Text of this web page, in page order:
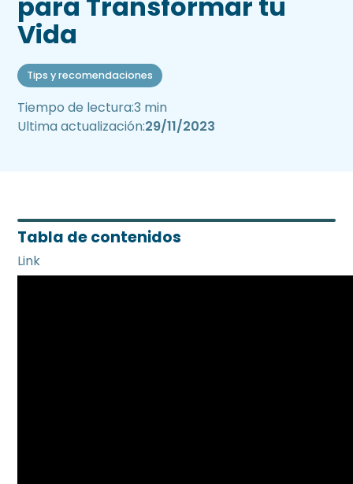
Vida
Tips y recomendaciones
Tiempo de lectura:3 min
Ultima actualización:29/11/2023
Tabla de contenidos
Link